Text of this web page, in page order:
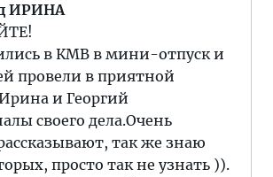
ИРИНА
в КМВ в мини-отпуск и
провели в приятной
и Георгий
своего дела.Очень
так же знаю
просто так не узнать )).